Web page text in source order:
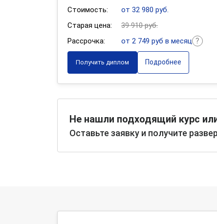
Стоимость:
от 32 980 руб.
Старая цена:
39 910 руб.
Рассрочка:
от 2 749 руб в месяц
Получить диплом Подробнее
Не нашли подходящий курс
Оставьте заявку и получите